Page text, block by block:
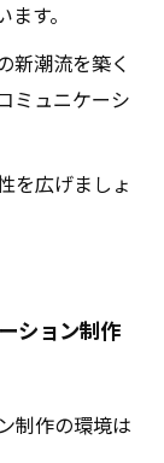
す。
新潮流を築く
ミュニケーシ
を広げましょ
ション制作
制作の環境は